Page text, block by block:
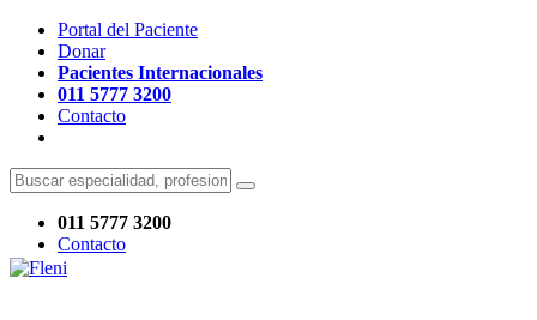
Portal del Paciente
Donar
Pacientes Internacionales
011 5777 3200
Contacto
011 5777 3200
Contacto